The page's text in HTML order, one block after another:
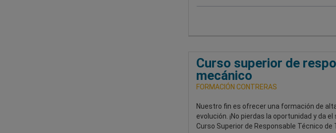
Curso superior de
mecánico
FORMACIÓN CONTRERAS
Nuestro fin es ofrecer una formación de
evolución. ¡No pierdas la oportunidad y da
Curso Superior de Responsable Técnico de